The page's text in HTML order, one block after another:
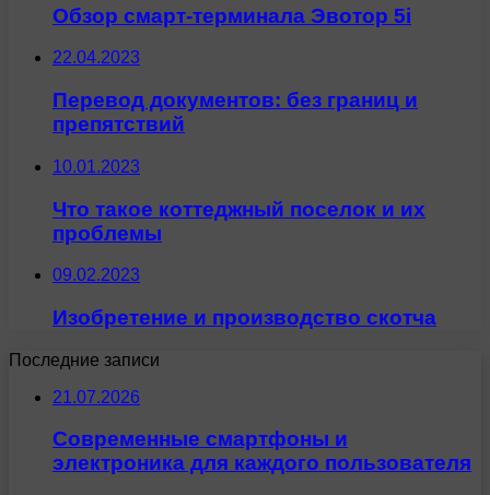
Обзор смарт-терминала Эвотор 5i
22.04.2023
Перевод документов: без границ и
препятствий
10.01.2023
Что такое коттеджный поселок и их
проблемы
09.02.2023
Изобретение и производство скотча
Последние записи
21.07.2026
Современные смартфоны и
электроника для каждого пользователя